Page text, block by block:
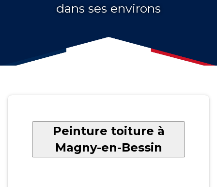
dans ses environs
Peinture toiture à
Magny-en-Bessin